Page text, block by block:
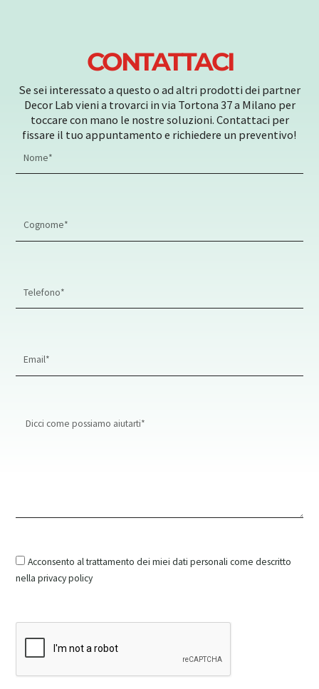
CONTATTACI
Se sei interessato a questo o ad altri prodotti dei partner
Decor Lab vieni a trovarci in via Tortona 37 a Milano per
toccare con mano le nostre soluzioni. Contattaci per
fissare il tuo appuntamento e richiedere un preventivo!
Name
Name
Number
Address*
Message
Acconsento al trattamento dei miei dati personali come descritto
nella privacy policy